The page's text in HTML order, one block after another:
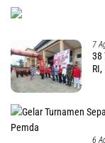
7
38
6